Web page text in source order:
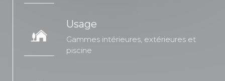
Usage
Gammes intérieures, extérieures et
piscine